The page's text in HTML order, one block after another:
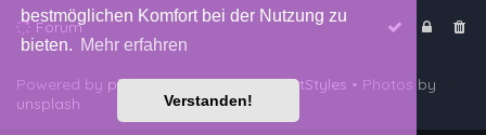
bestmöglichen Komfort bei der Nutzung zu
bieten. Mehr erfahren
Verstanden!
Forum
Powered by phpBB™• Design byPlanetStyles • Photos by
unsplash